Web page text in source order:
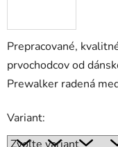
Prepracované,
prvochodcov od
Prewalker radená
Variant: